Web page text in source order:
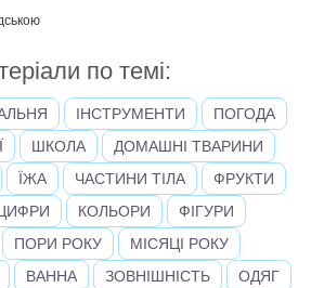
по темі:
ІНСТРУМЕНТИ
ПОГОДА
ШКОЛА
ДОМАШНІ ТВАРИНИ
ЇЖА ЧАСТИНИ ТІЛА
ФРУКТИ
КОЛЬОРИ
ФІГУРИ
ПОРИ РОКУ
МІСЯЦІ РОКУ
ВАННА ЗОВНІШНІСТЬ
ОДЯГ